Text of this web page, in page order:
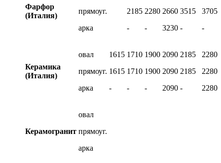
Фарфор
(Италия)
прямоуг.
арка
2185
-
2280
-
2660
3230
3515
-
3705
-
Керамика
(Италия)
овал
прямоуг.
арка
1615
1615
-
1710
1710
-
1900
1900
-
2090
2090
2090
2185
2185
-
2280
2280
2280
Керамогранит
овал
прямоуг.
арка